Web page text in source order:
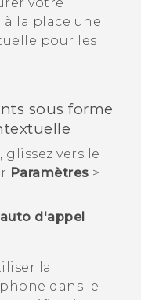
votre
la place une
pour les
sous forme
, glissez vers le
Paramètres >
d'appel
la
dans le